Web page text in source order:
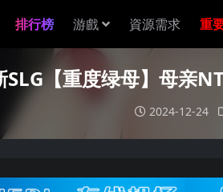
排行榜 游戲 資源需求 重
SLG【重度绿母】母亲
2024-12-24